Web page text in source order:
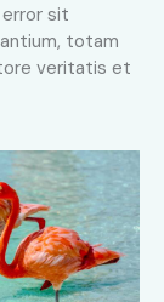
sit
totam
veritatis et